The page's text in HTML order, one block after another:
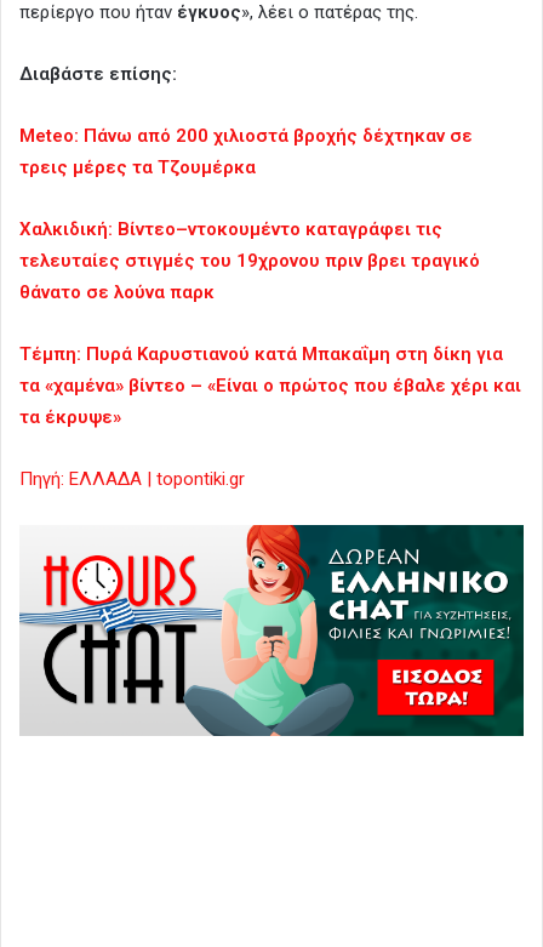
περίεργο που ήταν έγκυος», λέει ο πατέρας της.
Διαβάστε επίσης:
Meteo: Πάνω από 200 χιλιοστά βροχής δέχτηκαν σε
τρεις μέρες τα Τζουμέρκα
Χαλκιδική: Βίντεο–ντοκουμέντο καταγράφει τις
τελευταίες στιγμές του 19χρονου πριν βρει τραγικό
θάνατο σε λούνα παρκ
Τέμπη: Πυρά Καρυστιανού κατά Μπακαΐμη στη δίκη για
τα «χαμένα» βίντεο – «Είναι ο πρώτος που έβαλε χέρι και
τα έκρυψε»
Πηγή: ΕΛΛΑΔΑ | topontiki.gr